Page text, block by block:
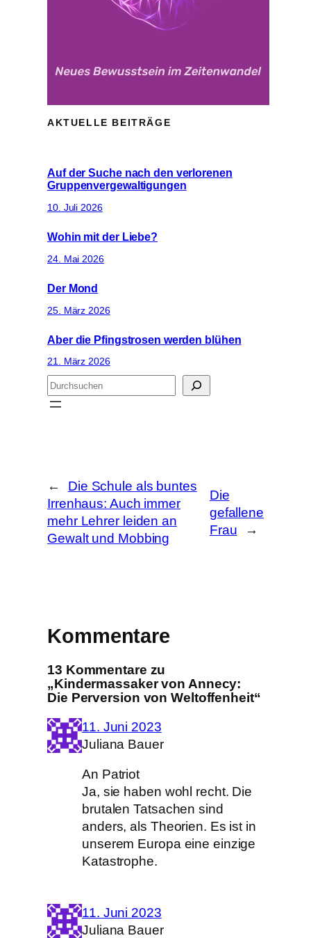
AKTUELLE BEITRÄGE
Auf der Suche nach den verlorenen
Gruppenvergewaltigungen
10. Juli 2026
Wohin mit der Liebe?
24. Mai 2026
Der Mond
25. März 2026
Aber die Pfingstrosen werden blühen
21. März 2026
S
u
←
Die Schule als buntes
Irrenhaus: Auch immer
mehr Lehrer leiden an
Gewalt und Mobbing
Die
gefallene
Frau
→
Kommentare
13 Kommentare zu
„Kindermassaker von Annecy:
Die Perversion von Weltoffenheit“
11. Juni 2023
Juliana Bauer
An Patriot
Ja, sie haben wohl recht. Die
brutalen Tatsachen sind
anders, als Theorien. Es ist in
unserem Europa eine einzige
Katastrophe.
11. Juni 2023
Juliana Bauer